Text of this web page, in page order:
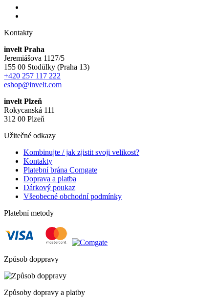
Kontakty
invelt Praha
Jeremiášova 1127/5
155 00 Stodůlky (Praha 13)
+420 257 117 222
eshop@invelt.com
invelt Plzeň
Rokycanská 111
312 00 Plzeň
Užitečné odkazy
Kombinujte / jak zjistit svoji velikost?
Kontakty
Platební brána Comgate
Doprava a platba
Dárkový poukaz
Všeobecné obchodní podmínky
Platební metody
Způsob doppravy
Způsoby dopravy a platby